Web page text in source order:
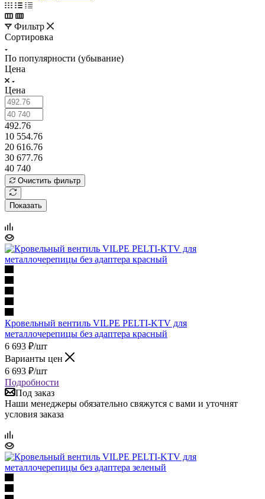
Фильтр
Сортировка
По популярности (убывание)
Цена
Цена
492.76
10 554.76
20 616.76
30 677.76
40 740
Очистить фильтр
Показать
Кровельный вентиль VILPE PELTI-KTV для
металлочерепицы без адаптера красный
6 693 ₽/шт
Варианты цен
6 693 ₽/шт
Подробности
Под заказ
Наши менеджеры обязательно свяжутся с вами и уточнят
условия заказа